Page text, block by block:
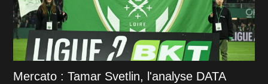
Mercato : Tamar Svetlin, l'analyse DATA